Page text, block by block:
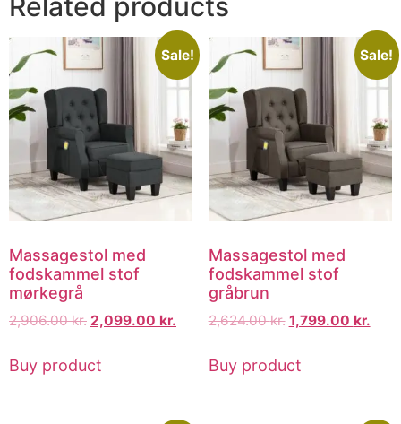
Related products
Sale!
Massagestol med
fodskammel stof
mørkegrå
2,906.00kr. 2,099.00 kr.
Buy product
Sale!
Massagestol med
fodskammel stof
gråbrun
2,624.00kr. 1,799.00 kr.
Buy product